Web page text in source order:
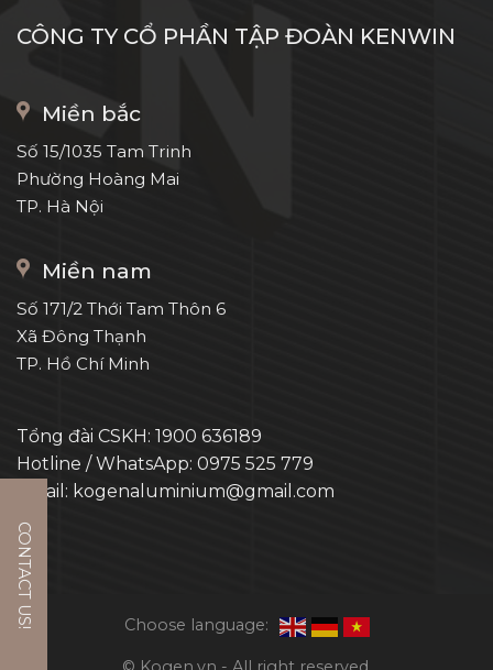
CÔNG TY CỔ PHẦN TẬP ĐOÀN KENWIN
Miền bắc
Số 15/1035 Tam Trinh
Phường Hoàng Mai
TP. Hà Nội
Miền nam
Số 171/2 Thới Tam Thôn 6
Xã Đông Thạnh
TP. Hồ Chí Minh
Tổng đài CSKH: 1900 636189
Hotline / WhatsApp: 0975 525 779
Email: kogenaluminium@gmail.com
Choose language:
CONTACT US!